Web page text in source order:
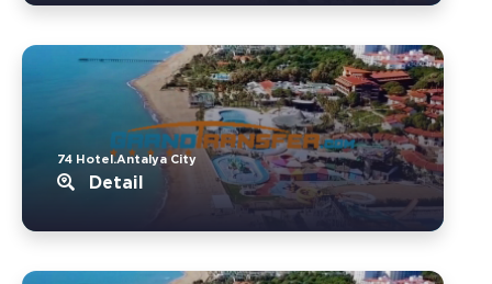
74 Hotel.Antalya City
Detail